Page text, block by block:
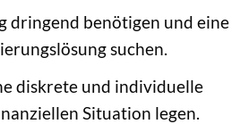
dringend benötigen und eine
suchen.
diskrete und individuelle
Situation legen.